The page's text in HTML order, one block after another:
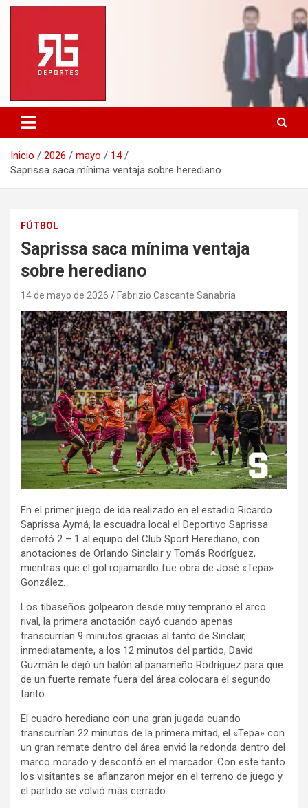
Saltar
contenido
Inicio 2026 mayo
14
Saprissa saca mínima ventaja sobre herediano
FÚTBOL
Saprissa saca mínima ventaja
sobre herediano
14 de mayo de 2026 Fabrizio Cascante Sanabria
En el primer juego de ida realizado en el estadio Ricardo
Saprissa Aymá, la escuadra local el Deportivo Saprissa
derrotó 2 – 1 al equipo del Club Sport Herediano, con
anotaciones de Orlando Sinclair y Tomás Rodríguez,
mientras que el gol rojiamarillo fue obra de José «Tepa»
González.
Los tibaseños golpearon desde muy temprano el arco
rival, la primera anotación cayó cuando apenas
transcurrían 9 minutos gracias al tanto de Sinclair,
inmediatamente, a los 12 minutos del partido, David
Guzmán le dejó un balón al panameño Rodríguez para que
de un fuerte remate fuera del área colocara el segundo
tanto.
El cuadro herediano con una gran jugada cuando
transcurrían 22 minutos de la primera mitad, el «Tepa» con
un gran remate dentro del área envió la redonda dentro del
marco morado y descontó en el marcador. Con este tanto
los visitantes se afianzaron mejor en el terreno de juego y
el partido se volvió más cerrado.